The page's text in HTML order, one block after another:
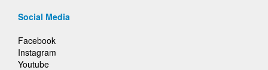
Social Media
Facebook
Instagram
Youtube